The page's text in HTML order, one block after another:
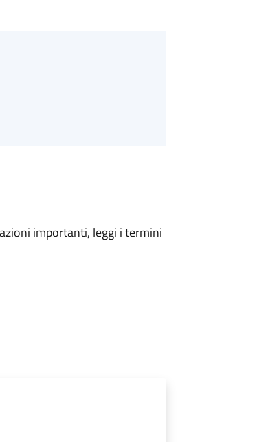
importanti, leggi i termini